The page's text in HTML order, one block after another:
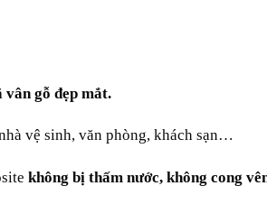
vân gỗ đẹp mắt.
vệ sinh, văn phòng, khách sạn…
không bị thấm nước, không cong